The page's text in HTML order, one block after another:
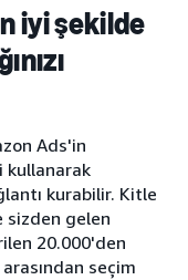
iyi şekilde
Ads'in
kullanarak
kurabilir. Kitle
sizden gelen
20.000'den
seçim